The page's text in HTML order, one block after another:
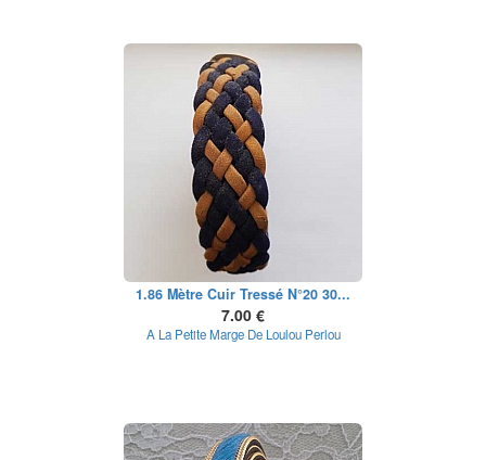
1.86 Mètre Cuir Tressé N°20 30...
7.00 €
A La Petite Marge De Loulou Perlou